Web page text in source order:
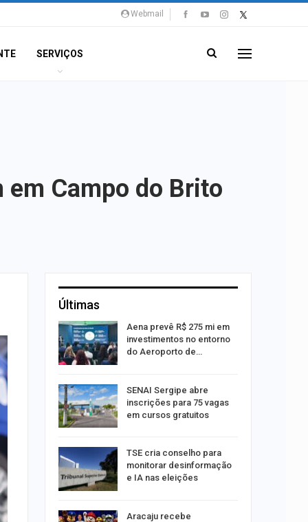
Webmail
SERVIÇOS
Campo do Brito
Últimas
o
Jardins
de
pais
Aena prevê R$ 275 mi em
investimentos no entorno
do Aeroporto de…
SENAI Sergipe abre
inscrições para 75 vagas
em cursos gratuitos
TSE cria conselho para
monitorar desinformação
e IA nas eleições
Aracaju recebe